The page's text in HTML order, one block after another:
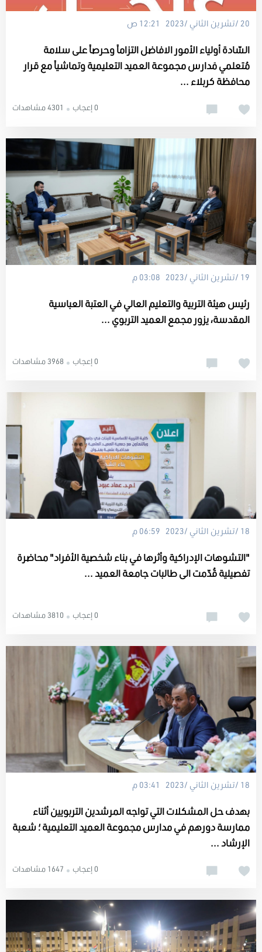
20 /تشرين الثاني /2023 12:21 ص
السّادة أولياء الأمور الافاضل التزاماً وحرصاً على سلامة
مُتعلمي مَدارس مجموعة العميد التعليمية وتماشياً مع قرار
محافظة كربلاء ...
4301 مشاهدات 0 إعجاب
19 /تشرين الثاني /2023 03:08 م
رئيس هيئة التربية والتعليم العالي في العتبة العباسية
المقدسة، يزور مجمع العميد التربوي ...
3968 مشاهدات 0 إعجاب
18 /تشرين الثاني /2023 06:59 م
"التشوهات الإدراكية وأثرها في بناء شخصية الأفراد" محاضرة
تفصيلية قُدّمت الى طالبات جامعة العميد ...
3810 مشاهدات 0 إعجاب
18 /تشرين الثاني /2023 03:41 م
بهدف حل المشكلات التي تواجه المرشدين التربويين أثناء
ممارسة دورهم في مدارس مجموعة العميد التعليمية ؛ شعبة
الإرشاد ...
1647 مشاهدات 0 إعجاب